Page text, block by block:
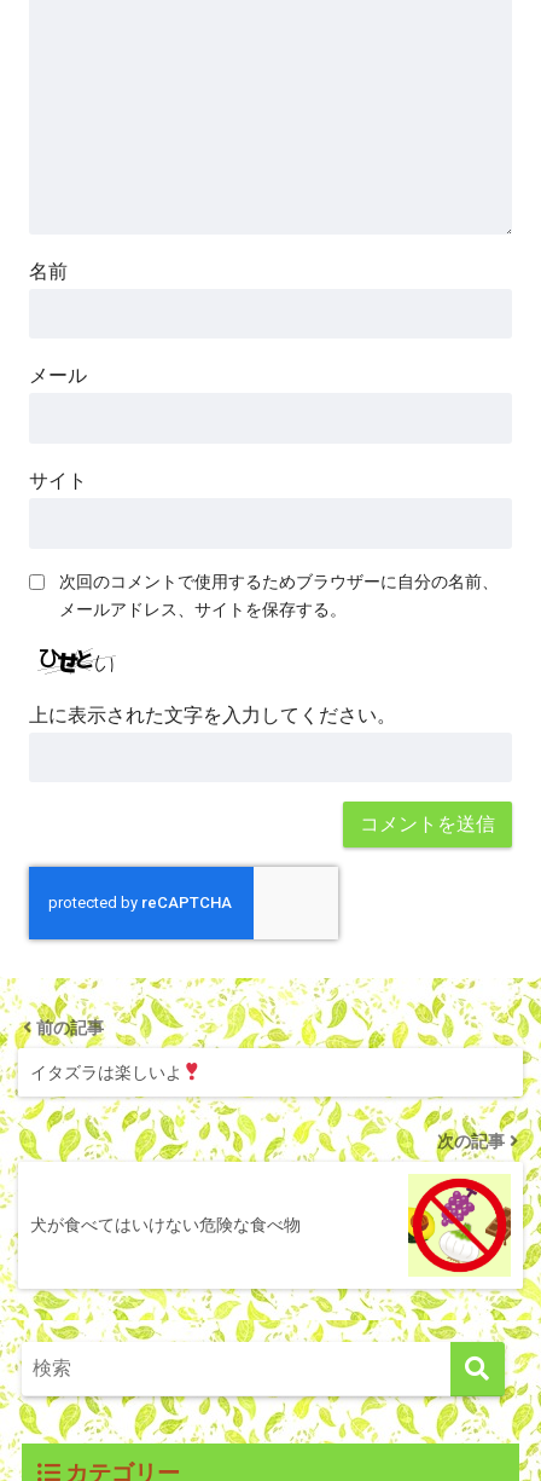
名前
メール
サイト
次回のコメントで使用するためブラウザーに自分の名前、
メールアドレス、サイトを保存する。
上に表示された文字を入力してください。
前の記事
イタズラは楽しいよ
次の記事
犬が食べてはいけない危険な食べ物
カテゴリー